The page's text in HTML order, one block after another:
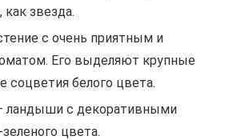
звезда.
с очень приятным и
Его выделяют крупные
соцветия белого цвета.
ландыши с декоративными
цвета.